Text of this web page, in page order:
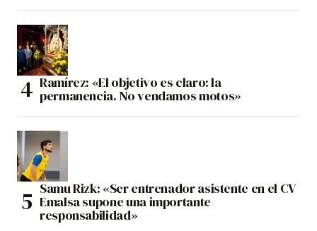
Ramírez: «El objetivo es claro: la
permanencia. No vendamos motos»
Samu Rizk: «Ser entrenador asistente en el CV
Emalsa supone una importante
responsabilidad»